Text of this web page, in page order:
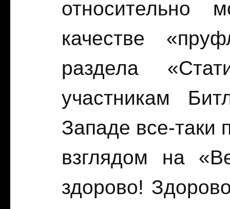
относительно
качестве
раздела
участникам
Западе все-таки
взглядом на
здорово!